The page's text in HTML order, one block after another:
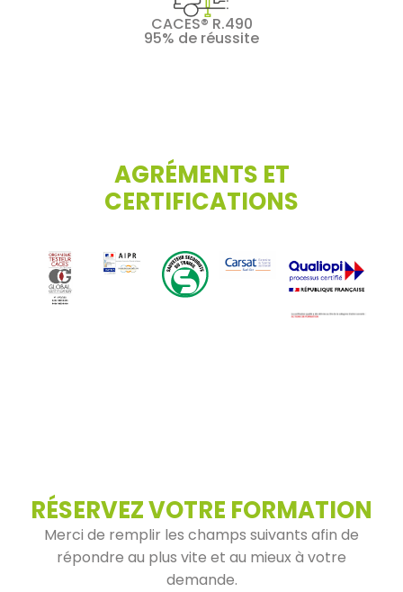
CACES® R.490
95% de réussite
AGRÉMENTS ET
CERTIFICATIONS
RÉSERVEZ VOTRE FORMATION
Merci de remplir les champs suivants afin de
répondre au plus vite et au mieux à votre
demande.